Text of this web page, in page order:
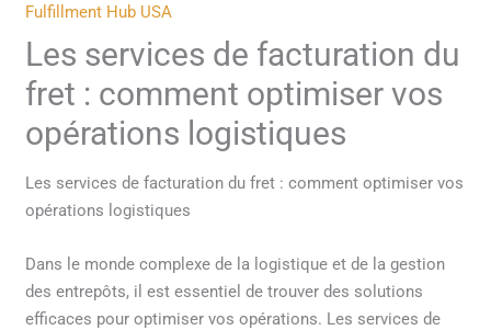
Fulfillment Hub USA
Les services de facturation du
fret : comment optimiser vos
opérations logistiques
Les services de facturation du fret : comment optimiser vos
opérations logistiques
Dans le monde complexe de la logistique et de la gestion
des entrepôts, il est essentiel de trouver des solutions
efficaces pour optimiser vos opérations. Les services de